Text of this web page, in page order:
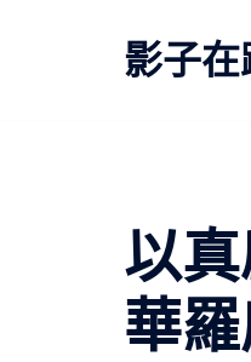
影子在
以
華